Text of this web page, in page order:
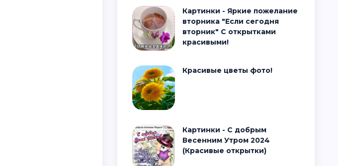
Картинки - Яркие пожелание
вторника "Если сегодня
вторник" С открытками
красивыми!
Красивые цветы фото!
Картинки - С добрым
Весенним Утром 2024
(Красивые открытки)